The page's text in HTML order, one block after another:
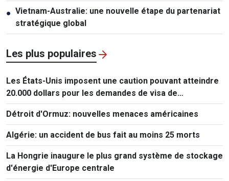
● Vietnam-Australie: une nouvelle étape du partenariat
stratégique global
Les plus populaires
Les États-Unis imposent une caution pouvant atteindre
20.000 dollars pour les demandes de visa de
ressortissants de 50 pays
Détroit d'Ormuz: nouvelles menaces américaines
Algérie: un accident de bus fait au moins 25 morts
La Hongrie inaugure le plus grand système de stockage
d'énergie d'Europe centrale